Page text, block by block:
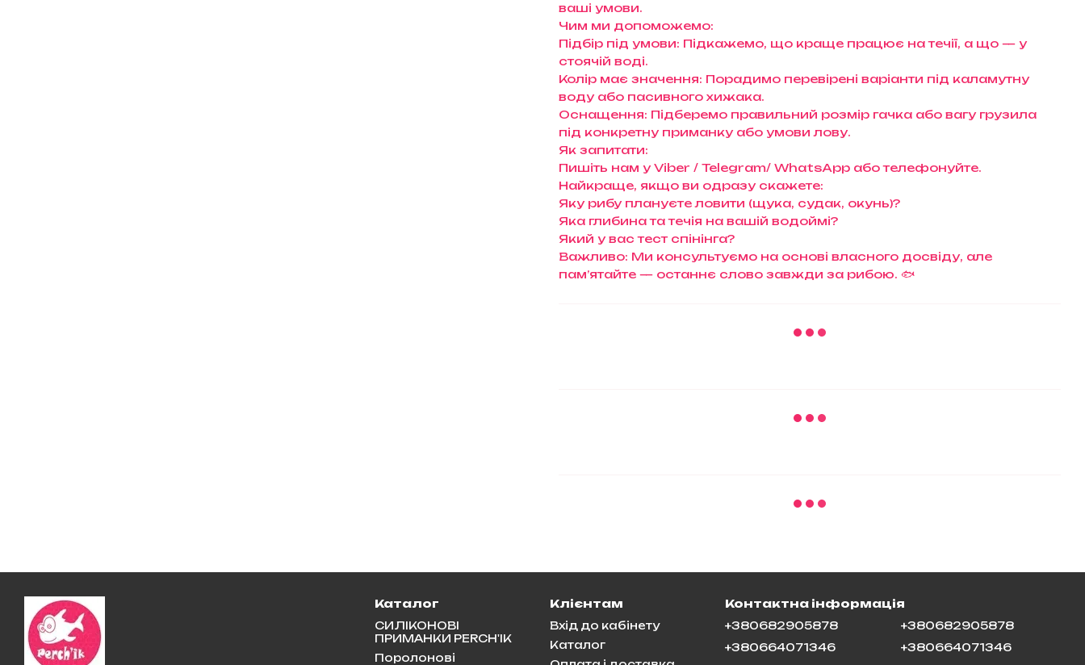
ваші умови.
Чим ми допоможемо:
Підбір під умови: Підкажемо, що краще працює на течії, а що — у
стоячій воді.
Колір має значення: Порадимо перевірені варіанти під каламутну
воду або пасивного хижака.
Оснащення: Підберемо правильний розмір гачка або вагу грузила
під конкретну приманку або умови лову.
Як запитати:
Пишіть нам у Viber / Telegram/ WhatsApp або телефонуйте.
Найкраще, якщо ви одразу скажете:
Яку рибу плануєте ловити (щука, судак, окунь)?
Яка глибина та течія на вашій водоймі?
Який у вас тест спінінга?
Важливо: Ми консультуємо на основі власного досвіду, але
пам’ятайте — останнє слово завжди за рибою. 🐟
Каталог
СИЛІКОНОВІ
ПРИМАНКИ PERCH'IK
Поролонові
Клієнтам
Вхід до кабінету
Каталог
Контактна інформація
+380682905878
+380664071346
+380682905878
+380664071346